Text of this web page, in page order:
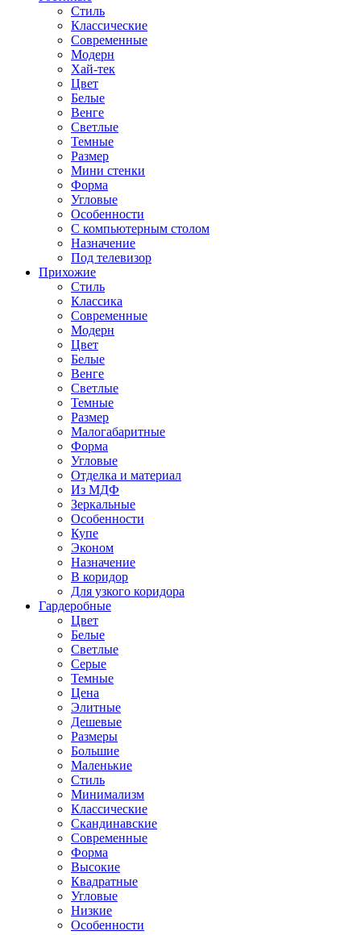
Стиль
Классические
Современные
Модерн
Хай-тек
Цвет
Белые
Венге
Светлые
Темные
Размер
Мини стенки
Форма
Угловые
Особенности
С компьютерным столом
Назначение
Под телевизор
Прихожие
Стиль
Классика
Современные
Модерн
Цвет
Белые
Венге
Светлые
Темные
Размер
Малогабаритные
Форма
Угловые
Отделка и материал
Из МДФ
Зеркальные
Особенности
Купе
Эконом
Назначение
В коридор
Для узкого коридора
Гардеробные
Цвет
Белые
Светлые
Серые
Темные
Цена
Элитные
Дешевые
Размеры
Большие
Маленькие
Стиль
Минимализм
Классические
Скандинавские
Современные
Форма
Высокие
Квадратные
Угловые
Низкие
Особенности